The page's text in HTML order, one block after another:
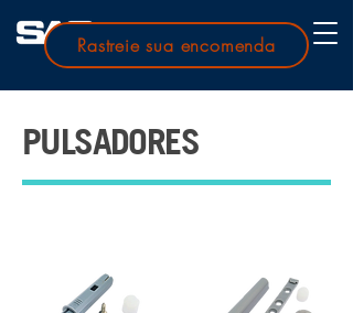
Rastreie sua encomenda
PULSADORES